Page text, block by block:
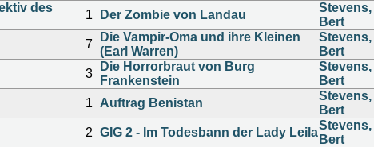
des
1 Der Zombie von Landau
Stevens,
Bert
7
Die Vampir-Oma und ihre Kleinen
(Earl Warren)
Stevens,
Bert
3
Die Horrorbraut von Burg
Frankenstein
Stevens,
Bert
1 Auftrag Benistan
Stevens,
Bert
2 GIG 2 - Im Todesbann der Lady Leila
Stevens,
Bert